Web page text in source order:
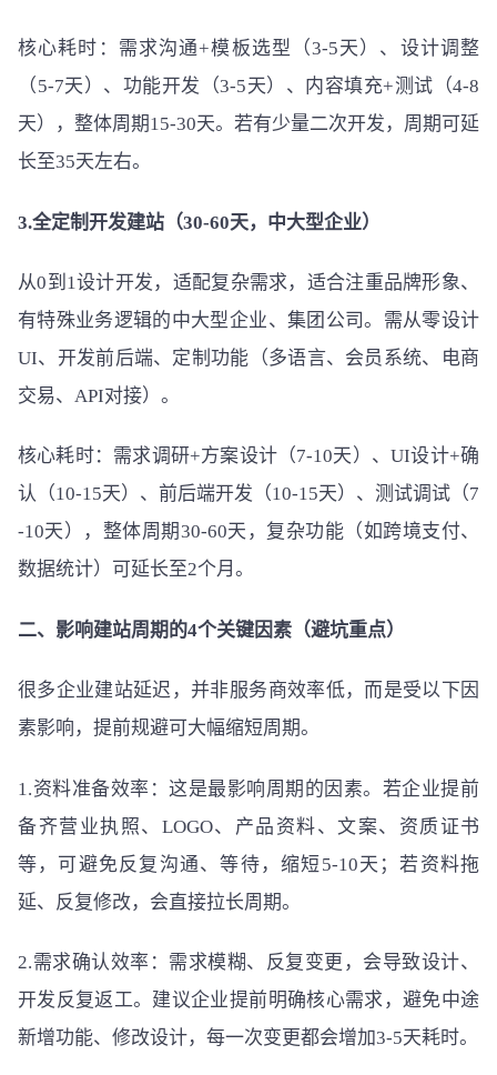
核心耗时：需求沟通+模板选型（3-5天）、设计调整
（5-7天）、功能开发（3-5天）、内容填充+测试（4-8
天），整体周期15-30天。若有少量二次开发，周期可延
长至35天左右。
3.全定制开发建站（30-60天，中大型企业）
从0到1设计开发，适配复杂需求，适合注重品牌形象、
有特殊业务逻辑的中大型企业、集团公司。需从零设计
UI、开发前后端、定制功能（多语言、会员系统、电商
交易、API对接）。
核心耗时：需求调研+方案设计（7-10天）、UI设计+确
认（10-15天）、前后端开发（10-15天）、测试调试（7
-10天），整体周期30-60天，复杂功能（如跨境支付、
数据统计）可延长至2个月。
二、影响建站周期的4个关键因素（避坑重点）
很多企业建站延迟，并非服务商效率低，而是受以下因
素影响，提前规避可大幅缩短周期。
1.资料准备效率：这是最影响周期的因素。若企业提前
备齐营业执照、LOGO、产品资料、文案、资质证书
等，可避免反复沟通、等待，缩短5-10天；若资料拖
延、反复修改，会直接拉长周期。
2.需求确认效率：需求模糊、反复变更，会导致设计、
开发反复返工。建议企业提前明确核心需求，避免中途
新增功能、修改设计，每一次变更都会增加3-5天耗时。